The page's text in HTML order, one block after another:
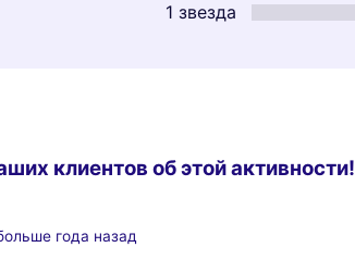
1 звезда
клиентов об этой активности!
года назад